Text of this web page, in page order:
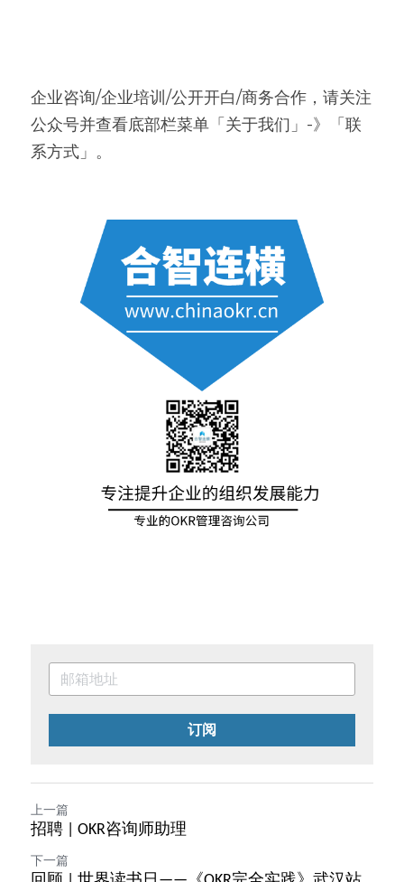
企业咨询/企业培训/公开开白/商务合作，请关注
公众号并查看底部栏菜单「关于我们」-》「联
系方式」。
订阅
上一篇
招聘 | OKR咨询师助理
下一篇